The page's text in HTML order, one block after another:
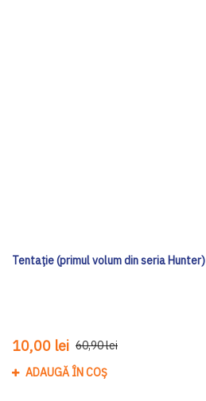
Tentație (primul volum din seria Hunter)
10,00 lei 60,90 lei
ADAUGĂ ÎN COȘ